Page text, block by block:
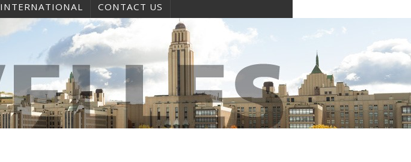
INTERNATIONAL CONTACT US